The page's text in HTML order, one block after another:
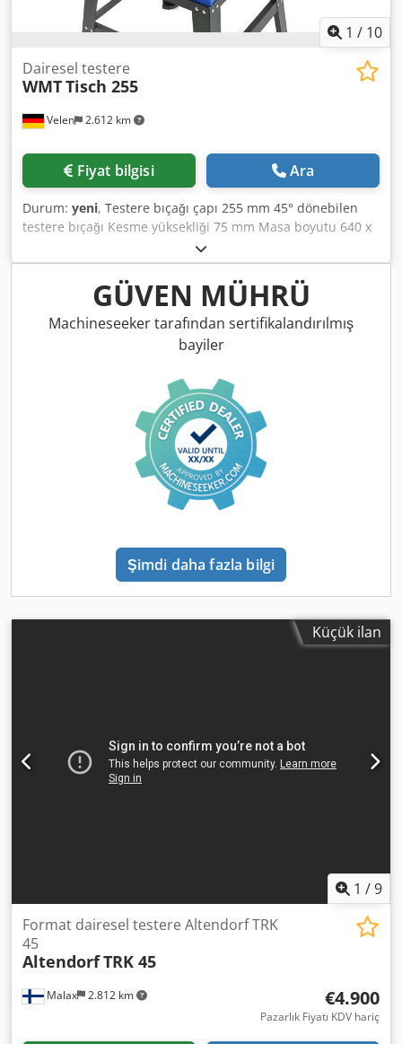
1 / 10
Velen 2.612 km
Dairesel testere
WMTTisch 255
Fiyat bilgisi Ara
Durum: yeni, Testere bıçağı çapı 255 mm 45° dönebilen
testere bıçağı Kesme yüksekliği 75 mm Masa boyutu 640 x
920 (genişletilmiş) mm Testere bıçağı deliği 30 mm Motor
gücü 1,6 kW Besleme gerilimi 230 V Makine ağırlığı yaklaşık
32 kg Boyutlar (uzunluk/genişlik/yükseklik) 720 x 1080 x 920
mm Credpfx Aju Imitol Rof
GÜVEN MÜHRÜ
Machineseeker tarafından sertifikalandırılmış
bayiler
Şimdi daha fazla bilgi
Küçük ilan
1 /9
Malax 2.812 km
Format dairesel testere Altendorf TRK
45
AltendorfTRK 45
€4.900
Pazarlık Fiyatı KDV hariç